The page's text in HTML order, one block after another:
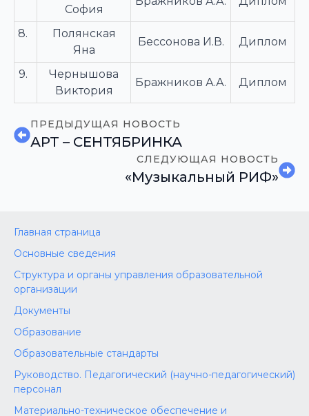
София
8.
Полянская
Яна
Бессонова И.В. Диплом
9.
Чернышова
Виктория
Бражников А.А. Диплом
ПРЕДЫДУЩАЯ НОВОСТЬ
АРТ – СЕНТЯБРИНКА
СЛЕДУЮЩАЯ НОВОСТЬ
«Музыкальный РИФ»
Главная страница
Основные сведения
Структура и органы управления образовательной
организации
Документы
Образование
Образовательные стандарты
Руководство. Педагогический (научно-педагогический)
персонал
Материально-техническое обеспечение и